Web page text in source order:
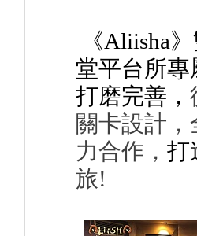
《Aliisha》
堂平台所
打磨完善，
關卡設計，
力合作， 打
旅!